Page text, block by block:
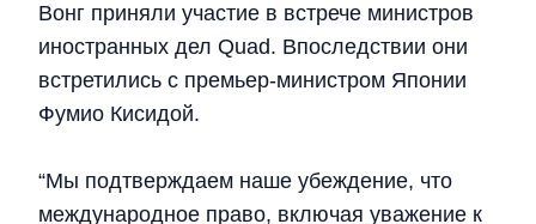
Вонг приняли участие в встрече министров
иностранных дел Quad. Впоследствии они
встретились с премьер-министром Японии
Фумио Кисидой.
“Мы подтверждаем наше убеждение, что
международное право, включая уважение к